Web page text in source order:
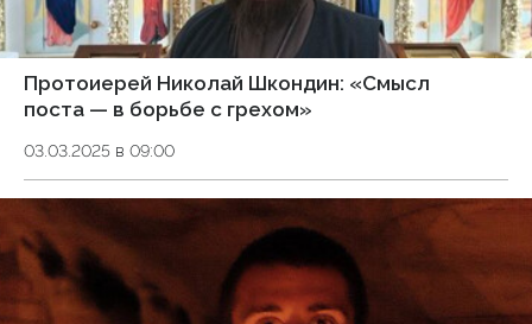
Протоиерей Николай Шкондин: «Смысл
поста — в борьбе с грехом»
03.03.2025 в 09:00